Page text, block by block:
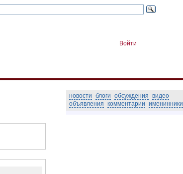
Войти
новости блоги обсуждения видео
объявления комментарии именинники